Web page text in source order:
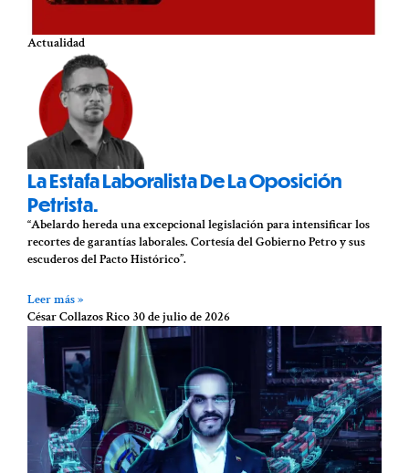
Actualidad
La Estafa Laboralista De La Oposición
Petrista.
“Abelardo hereda una excepcional legislación para intensificar los
recortes de garantías laborales. Cortesía del Gobierno Petro y sus
escuderos del Pacto Histórico”.
Leer más »
César Collazos Rico 30 de julio de 2026